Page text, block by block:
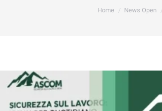
Home News Open